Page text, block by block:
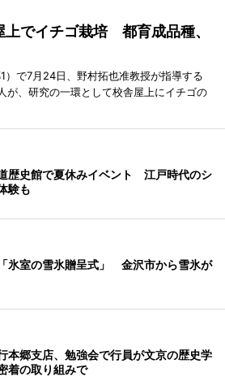
上でイチゴ栽培 都育成品種、
）で7月24日、野村拓也准教授が指導する
が、研究の一環として校舎屋上にイチゴの
歴史館で夏休みイベント 江戸時代のシ
験も
氷室の雪氷贈呈式」 金沢市から雪氷が
本郷支店、勉強会で行員が文京の歴史学
の取り組みで